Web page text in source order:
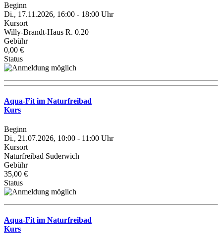
Beginn
Di., 17.11.2026, 16:00 - 18:00 Uhr
Kursort
Willy-Brandt-Haus R. 0.20
Gebühr
0,00 €
Status
Aqua-Fit im Naturfreibad
Kurs
Beginn
Di., 21.07.2026, 10:00 - 11:00 Uhr
Kursort
Naturfreibad Suderwich
Gebühr
35,00 €
Status
Aqua-Fit im Naturfreibad
Kurs